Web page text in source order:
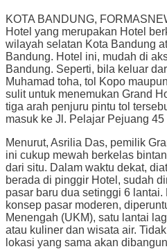
KOTA BANDUNG,
Hotel yang merupakan Hotel
wilayah selatan Kota Bandung
Bandung. Hotel ini, mudah di
Bandung. Seperti, bila keluar
Muhamad toha, tol Kopo
sulit untuk menemukan Grand
tiga arah penjuru pintu tol
masuk ke Jl. Pelajar Pejuang 45
Menurut, Asrilia Das, pemilik
ini cukup mewah berkelas
dari situ. Dalam waktu dekat,
berada di pinggir Hotel, sudah
pasar baru dua setinggi 6
konsep pasar moderen,
Menengah (UKM), satu lantai
atau kuliner dan wisata air.
lokasi yang sama akan